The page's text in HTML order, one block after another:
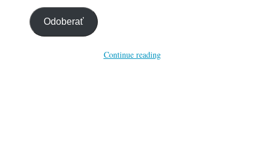
email…
Odoberať
Continue reading